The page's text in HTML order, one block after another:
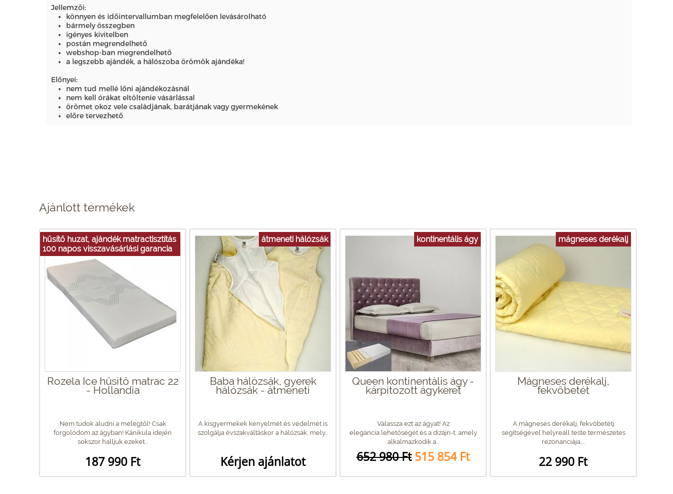
Jellemzői:
könnyen és időintervallumban megfelelően levásárolható
bármely összegben
igényes kivitelben
postán megrendelhető
webshop-ban megrendelhető
a legszebb ajándék, a hálószoba örömök ajándéka!
Előnyei:
nem tud mellé lőni ajándékozásnál
nem kell órákat eltöltenie vásárlással
örömet okoz vele családjának, barátjának vagy gyermekének
előre tervezhető
Ajánlott termékek
hűsítő huzat, ajándék matractisztítás
100 napos visszavásárlási garancia
Rozela Ice hűsítő matrac 22
- Hollandia
Nem tudok aludni a melegtől! Csak
forgolódom az ágyban! Kánikula idején
sokszor halljuk ezeket...
187 990 Ft
átmeneti hálózsák
Baba hálózsák, gyerek
hálózsák - átmeneti
A kisgyermekek kényelmét és védelmét is
szolgálja évszakváltáskor a hálózsák, mely...
Kérjen ajánlatot
kontinentális ágy
Queen kontinentális ágy -
kárpitozott ágykeret
Válassza ezt az ágyat! Az
elegancia lehetőségét és a dizájn-t, amely
alkalmazkodik a...
652 980 Ft 515 854 Ft
mágneses derékalj
Mágneses derékalj,
fekvőbetét
A mágneses derékalj, fekvőbetétj
segítségével helyreáll teste természetes
rezonanciája,...
22 990 Ft